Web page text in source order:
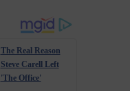
The Real Reason
Steve Carell Left
'The Office'